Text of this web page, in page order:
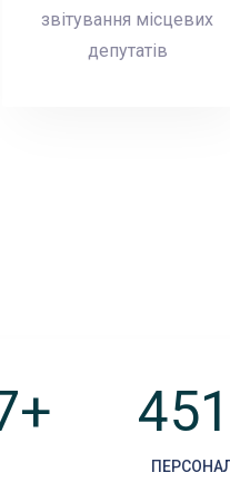
звітування місцевих
депутатів
+ 627